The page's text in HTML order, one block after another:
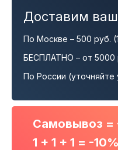
Доставим
По Москве – 500 руб.
БЕСПЛАТНО – от 5000
По России
Самовывоз =
1 + 1 + 1 = -10%